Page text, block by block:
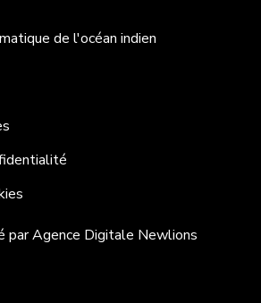
de l'océan indien
par Agence Digitale Newlions